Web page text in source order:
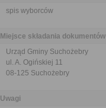
spis wyborców
Miejsce składania dokumentów
Urząd Gminy Suchożebry
ul. A. Ogińskiej 11
08-125 Suchożebry
Uwagi